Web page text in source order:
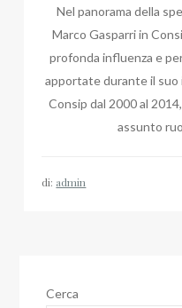
Nel panorama della
Marco Gasparri in
profonda influenza e
apportate durante il suo
Consip dal 2000 al
assunto
di: admin
Cerca